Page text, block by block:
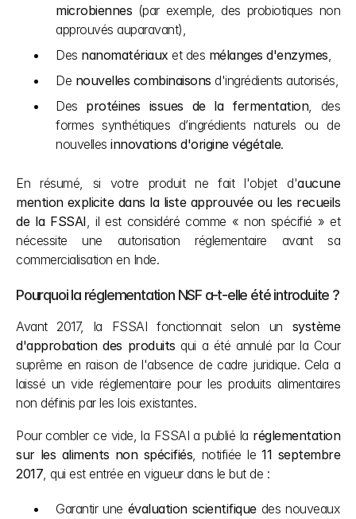
microbiennes (par exemple, des probiotiques non
approuvés auparavant),
Des nanomatériaux et des mélanges d'enzymes,
De nouvelles combinaisons d'ingrédients autorisés,
Des protéines issues de la fermentation, des
formes synthétiques d’ingrédients naturels ou de
nouvelles innovations d'origine végétale.
En résumé, si votre produit ne fait l'objet d'aucune
mention explicite dans la liste approuvée ou les recueils
de la FSSAI, il est considéré comme « non spécifié » et
nécessite une autorisation réglementaire avant sa
commercialisation en Inde.
Pourquoi la réglementation NSF a-t-elle été introduite ?
Avant 2017, la FSSAI fonctionnait selon un système
d'approbation des produits qui a été annulé par la Cour
suprême en raison de l'absence de cadre juridique. Cela a
laissé un vide réglementaire pour les produits alimentaires
non définis par les lois existantes.
Pour combler ce vide, la FSSAI a publié la réglementation
sur les aliments non spécifiés, notifiée le 11 septembre
2017, qui est entrée en vigueur dans le but de :
Garantir une évaluation scientifique des nouveaux